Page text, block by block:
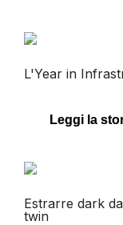
L'Year in
Leggi la
Estrarre dark
twin